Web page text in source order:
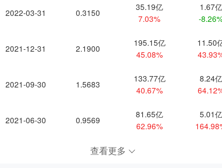
2022-03-31
2021-12-31
2021-09-30
2021-06-30
0.3150
35.19亿
7.03%
1.67亿
-
2.1900
195.15亿
45.08%
11.50
1.5683
133.77亿
40.67%
8.24亿
0.9569
81.65亿
62.96%
5.01亿
查看更多